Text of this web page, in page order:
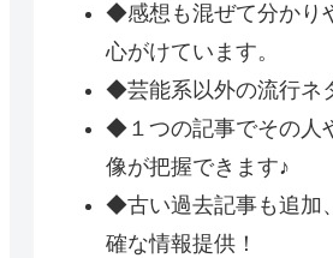
◆感想も混ぜて分かり
心がけています。
◆芸能系以外の流行ネ
◆１つの記事でその人
像が把握できます♪
◆古い過去記事も追加
確な情報提供！